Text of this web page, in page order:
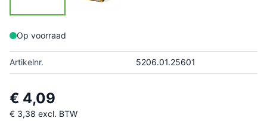
Op voorraad
Artikelnr. 5206.01.25601
€ 4,09
€ 3,38 excl. BTW